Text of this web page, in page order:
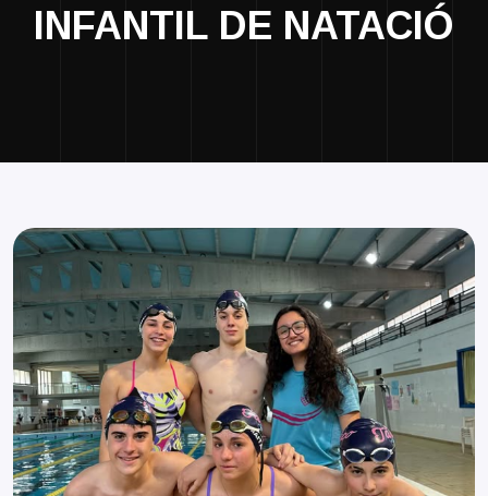
INFANTIL DE NATACIÓ